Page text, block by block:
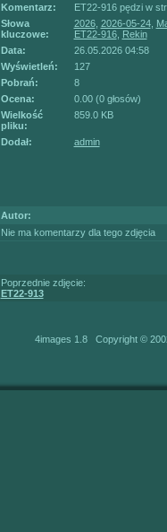
Komentarz:
ET22-916 pędzi w
Słowa
kluczowe:
2026, 2026-05-24,
ET22-916, Rekin
Data:
26.05.2026 04:58
Wyświetleń:
127
Pobrań:
8
Ocena:
0.00 (0 głosów)
Wielkość
pliku:
859.0 KB
Dodał: admin
Autor:
Nie ma komentarzy dla tego zdjęcia
Poprzednie zdjęcie:
ET22-913
4images 1.8 Copyright ©